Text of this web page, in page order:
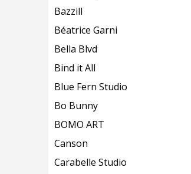
Bazzill
Béatrice Garni
Bella Blvd
Bind it All
Blue Fern Studio
Bo Bunny
BOMO ART
Canson
Carabelle Studio